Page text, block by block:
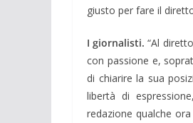
giusto per fare il
I giornalisti. “Al
con passione e,
di chiarire la sua
liber­tà di
redazione qualche